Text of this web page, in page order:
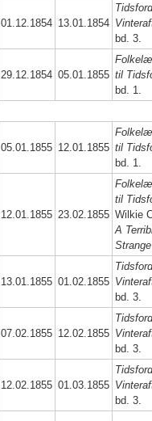
01.12.1854 13.01.1854
bd. 3.
29.12.1854 05.01.1855 til
bd. 1.
05.01.1855 12.01.1855 til
bd. 1.
12.01.1855 23.02.1855
til
Wilkie
A
13.01.1855 01.02.1855
bd. 3.
07.02.1855 12.02.1855
bd. 3.
12.02.1855 01.03.1855
bd. 3.